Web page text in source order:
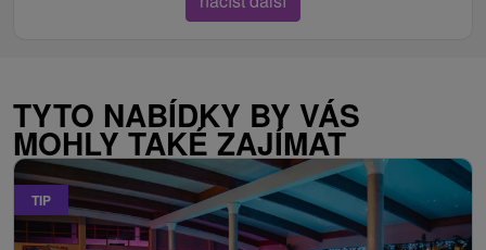
TYTO NABÍDKY BY VÁS
MOHLY TAKÉ ZAJÍMAT
TIP